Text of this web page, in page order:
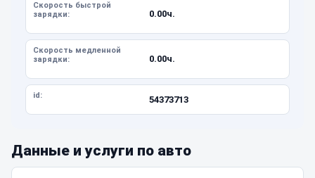
Скорость быстрой
зарядки:
0.00ч.
Скорость медленной
зарядки:
0.00ч.
id: 54373713
Данные и услуги по авто